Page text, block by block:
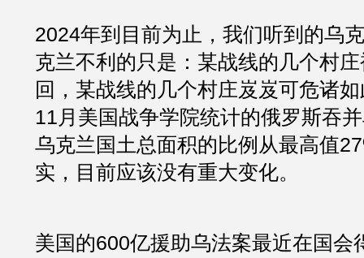
2024年到目前为止，我们听到的乌
克兰不利的只是：某战线的几个村
回，某战线的几个村庄岌岌可危诸
11月美国战争学院统计的俄罗斯吞
乌克兰国土总面积的比例从最高值
实，目前应该没有重大变化。
美国的600亿援助乌法案最近在国会